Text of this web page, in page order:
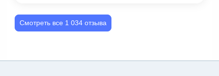
Смотреть все 1 034 отзыва